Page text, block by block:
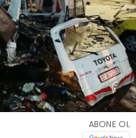
ABONE OL